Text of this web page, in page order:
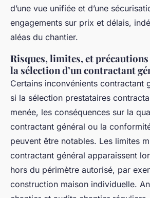
d’une vue unifiée et d’une
engagements sur prix et délais,
aléas du chantier.
Risques, limites, et
la sélection d’un contractant
Certains inconvénients contractant
si la sélection prestataires
menée, les conséquences sur la
contractant général ou la
peuvent être notables. Les limites
contractant général apparaissent
hors du périmètre autorisé, par
construction maison individuelle.